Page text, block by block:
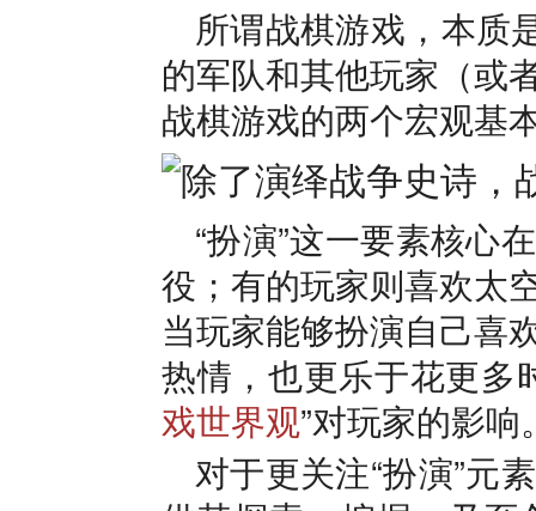
所谓战棋游戏，本质
的军队和其他玩家（或
战棋游戏的两个宏观基
“扮演”这一要素核心
役；有的玩家则喜欢
当玩家能够扮演自己喜
热情，也更乐于花更多
戏世界观”对玩家的影响
对于更关注“扮演”元